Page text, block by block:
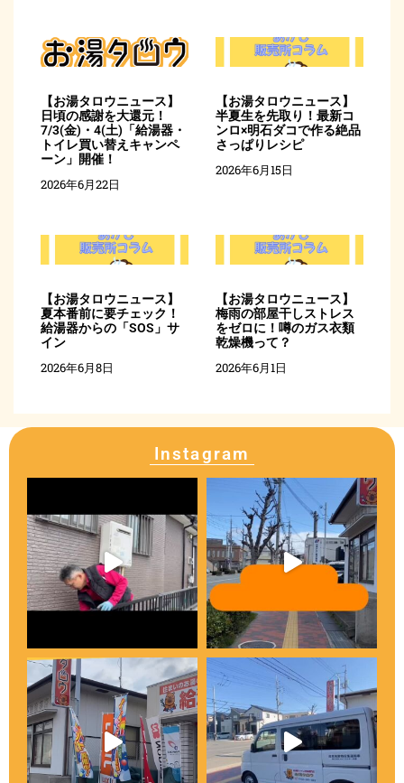
【お湯タロウニュース】
日頃の感謝を大還元！
7/3(金)・4(土)「給湯器・
トイレ買い替えキャンペ
ーン」開催！
2026年6月22日
【お湯タロウニュース】
半夏生を先取り！最新コ
ンロ×明石ダコで作る絶品
さっぱりレシピ
2026年6月15日
【お湯タロウニュース】
夏本番前に要チェック！
給湯器からの「SOS」サ
イン
2026年6月8日
【お湯タロウニュース】
梅雨の部屋干しストレス
をゼロに！噂のガス衣類
乾燥機って？
2026年6月1日
Instagram